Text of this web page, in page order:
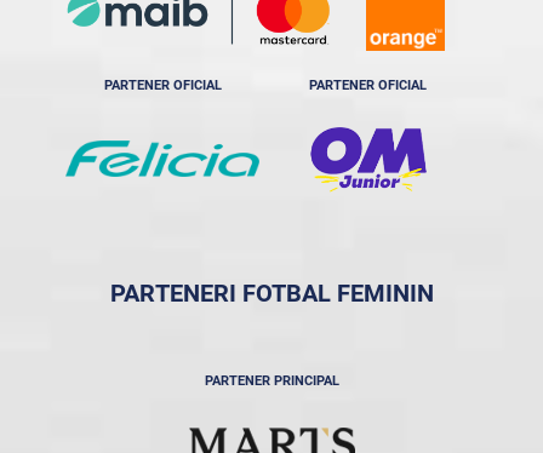
PARTENER OFICIAL PARTENER OFICIAL
PARTENERI FOTBAL FEMININ
PARTENER PRINCIPAL